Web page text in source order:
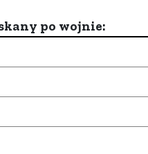
po wojnie: